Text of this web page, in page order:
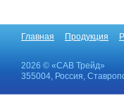
Главная Продукция
2026 © «САВ Трейд»
355004, Россия,